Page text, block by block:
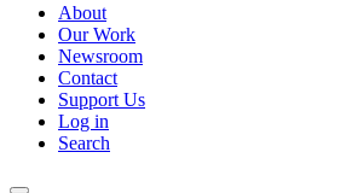
About
Our Work
Newsroom
Contact
Support Us
Log in
Search